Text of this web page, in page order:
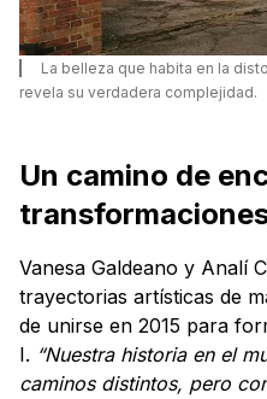
La belleza que habita en la
revela su verdadera complejidad.
Un camino de
Vanesa Galdeano y Analí
trayectorias artísticas de
de unirse en 2015 para
I. “Nuestra historia en el
caminos distintos, pero